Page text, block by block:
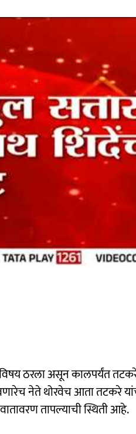
ठरला असून कालपर्यंत
नेते थोरवेच आता तटकरे
तापल्याची स्थिती आहे.